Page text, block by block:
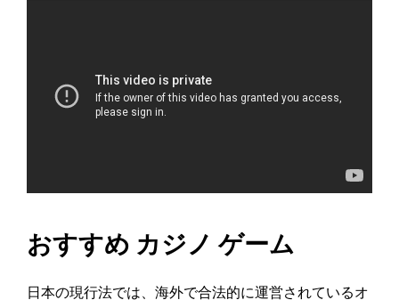
おすすめ カジノ ゲーム
日本の現行法では、海外で合法的に運営されているオ